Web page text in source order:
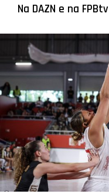
Na DAZN e na FPBtv